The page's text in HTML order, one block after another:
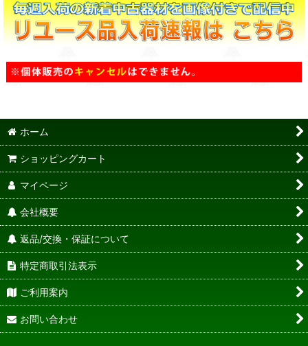
ホーム
ショッピングカート
マイページ
会社概要
返品/交換・保証について
特定商取引法表示
ご利用案内
お問い合わせ